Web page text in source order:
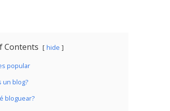
Contents hide
popular
un blog?
bloguear?